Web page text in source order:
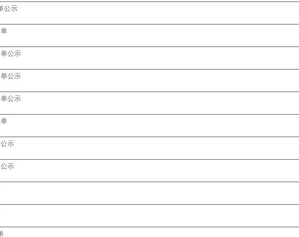
公示
公示
公示
公示
示
示